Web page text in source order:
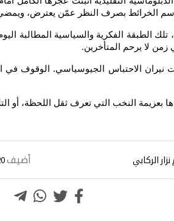
رسم الخرائط بصرف النظر عمّن يعترض،
الطبقة الفكرية والسياسية المطالبة
زمن لا يرحم المتأخرين.
الاحتباس الجيوسياسي. الوقوف في
بعزيمة النخب التي تعرف ثقل اللحظة،
الركابي أضيف